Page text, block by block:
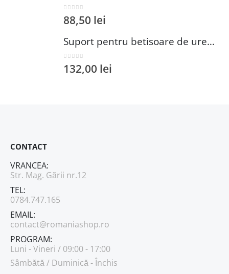
0out of 5
88,50 lei
Suport pentru betisoare de urechi si dischete demachiante Wenko 18 cm inox plastic argintiu
0out of 5
132,00 lei
CONTACT
VRANCEA:
Str. Mag. Gării nr.12
TEL:
0784.747.165
EMAIL:
contact@romaniashop.ro
PROGRAM:
Luni - Vineri / 09:00 - 17:00
Sâmbătă / Duminică - Închis